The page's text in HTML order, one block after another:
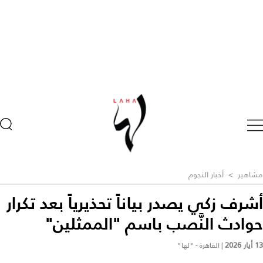
مشاهير > أخبار النجوم
أشرف زكي يصدر بياناً تحذيرياً بعد تكرار
حوادث النَّصب باسم "الممثلين"
13 أيار 2026 | القاهرة - "لها"